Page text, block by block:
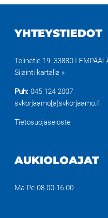
YHTEYSTIEDOT
Telinetie 19, 33880
Sijainti kartalla »
Puh: 045 124 2007
svkorjaamo[a]svkorjaamo.fi
Tietosuojaseloste
AUKIOLOAJAT
Ma-Pe 08.00-16.00